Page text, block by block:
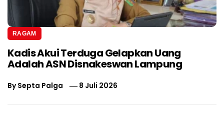
RAGAM
Kadis Akui Terduga Gelapkan Uang
Adalah ASN Disnakeswan Lampung
BySepta Palga 8 Juli 2026